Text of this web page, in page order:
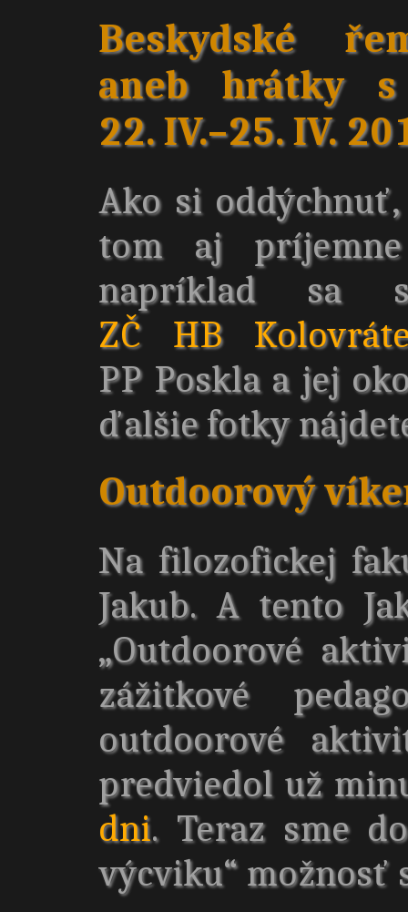
Beskydské
aneb hrátky
22. IV.–25. IV.
Ako si
tom aj
napríklad sa
ZČ HB
PP Poskla a jej
ďalšie fotky
Outdoorový
Na filozofickej
Jakub. A tento
„Outdoorové
zážitkové
outdoorové
predviedol už
dni. Teraz sme
výcviku“ možnosť